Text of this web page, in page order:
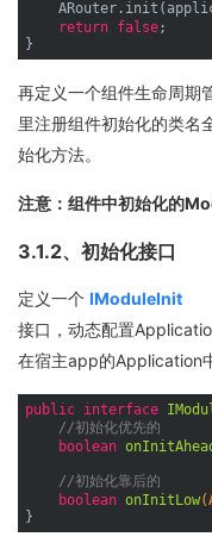
return false;
再定义一个组件生命周期
里注册组件初始化的类名
始化方法。
注意：组件中初始化的
3.1.2、初始化接口
定义一个 IModuleInit
接口，动态配置
在宿主app的Application
public interface
//初始化优先的
boolean
//初始化靠后的
boolean onInitLow